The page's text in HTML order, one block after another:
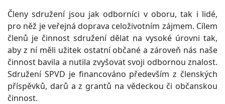
Členy sdružení jsou jak odborníci v oboru, tak i lidé,
pro něž je veřejná doprava celoživotním zájmem. Cílem
členů je činnost sdružení dělat na vysoké úrovni tak,
aby z ní měli užitek ostatní občané a zároveň nás naše
činnost bavila a nutila zvyšovat svoji odbornou znalost.
Sdružení SPVD je financováno především z členských
příspěvků, darů a z grantů na vědeckou či občanskou
činnost.